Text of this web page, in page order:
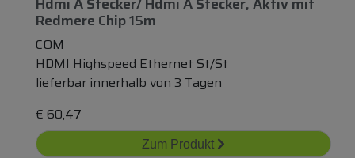
Redmere Chip 15m
COM
HDMI Highspeed Ethernet St/St
lieferbar innerhalb von 3 Tagen
€ 60,47
Zum Produkt